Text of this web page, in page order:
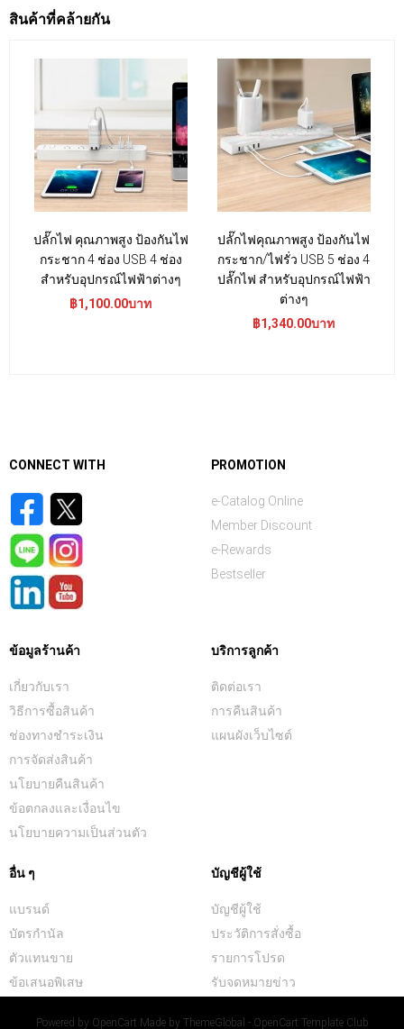
สินค้าที่คล้ายกัน
ปลั๊กไฟ คุณภาพสูง ป้องกันไฟ
กระชาก 4 ช่อง USB 4 ช่อง
สำหรับอุปกรณ์ไฟฟ้าต่างๆ
฿1,100.00บาท
ปลั๊กไฟคุณภาพสูง ป้องกันไฟ
กระชาก/ไฟรั่ว USB 5 ช่อง 4
ปลั๊กไฟ สำหรับอุปกรณ์ไฟฟ้า
ต่างๆ
฿1,340.00บาท
CONNECT WITH PROMOTION
e-Catalog Online
Member Discount
e-Rewards
Bestseller
ข้อมูลร้านค้า
เกี่ยวกับเรา
วิธีการซื้อสินค้า
ช่องทางชำระเงิน
การจัดส่งสินค้า
นโยบายคืนสินค้า
ข้อตกลงและเงื่อนไข
นโยบายความเป็นส่วนตัว
บริการลูกค้า
ติดต่อเรา
การคืนสินค้า
แผนผังเว็บไซต์
อื่น ๆ
แบรนด์
บัตรกำนัล
ตัวแทนขาย
ข้อเสนอพิเสษ
บัญชีผู้ใช้
บัญชีผู้ใช้
ประวัติการสั่งซื้อ
รายการโปรด
รับจดหมายข่าว
Powered by OpenCart Made by ThemeGlobal - OpenCart Template Club